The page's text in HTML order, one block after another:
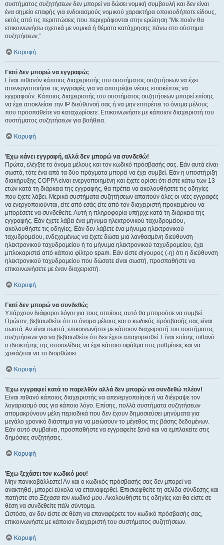
συστήματος συζητήσεων δεν μπορεί να δώσει νομική συμβουλή και δεν είναι
ένα σημείο επαφής για ενδοιασμούς νομικού χαρακτήρα οποιουδήποτε είδους,
εκτός από τις περιπτώσεις που περιγράφονται στην ερώτηση “Με ποιόν θα
επικοινωνήσω σχετικά με νομικά ή θέματα κατάχρησης πάνω στο σύστημα
συζητήσεων;”.
Κορυφή
Γιατί δεν μπορώ να εγγραφώ;
Είναι πιθανόν κάποιος διαχειριστής του συστήματος συζητήσεων να έχει
απενεργοποιήσει τις εγγραφές για να αποτρέψει νέους επισκέπτες να
εγγραφούν. Κάποιος διαχειριστής του συστήματος συζητήσεων μπορεί επίσης
να έχει αποκλείσει την IP διεύθυνσή σας ή να μην επιτρέπει το όνομα μέλους
που προσπαθείτε να καταχωρίσετε. Επικοινωνήστε με κάποιον διαχειριστή του
συστήματος συζητήσεων για βοήθεια.
Κορυφή
Έχω κάνει εγγραφή, αλλά δεν μπορώ να συνδεθώ!
Πρώτα, ελέγξτε το όνομα μέλους και τον κωδικό πρόσβασής σας. Εάν αυτά είναι
σωστά, τότε ένα από τα δύο πράγματα μπορεί να έχει συμβεί. Εάν η υποστήριξη
διακήρυξης COPPA είναι ενεργοποιημένη και έχετε ορίσει ότι είστε κάτω των 13
ετών κατά τη διάρκεια της εγγραφής, θα πρέπει να ακολουθήσετε τις οδηγίες
που έχετε λάβει. Μερικά συστήματα συζητήσεων απαιτούν όλες οι νέες εγγραφές
να ενεργοποιούνται, είτε από εσάς είτε από τον διαχειριστή προκειμένου να
μπορέσετε να συνδεθείτε. Αυτή η πληροφορία υπήρχε κατά τη διάρκεια της
εγγραφής. Εάν έχετε λάβει ένα μήνυμα ηλεκτρονικού ταχυδρομείου,
ακολουθήστε τις οδηγίες. Εάν δεν λάβετε ένα μήνυμα ηλεκτρονικού
ταχυδρομείου, ενδεχομένως να έχετε δώσει μια λανθασμένη διεύθυνση
ηλεκτρονικού ταχυδρομείου ή το μήνυμα ηλεκτρονικού ταχυδρομείου, έχει
μπλοκαριστεί από κάποιο φίλτρο spam. Εάν είστε σίγουρος (-η) ότι η διεύθυνση
ηλεκτρονικού ταχυδρομείου που δώσατε είναι σωστή, προσπαθήστε να
επικοινωνήσετε με έναν διαχειριστή.
Κορυφή
Γιατί δεν μπορώ να συνδεθώ;
Υπάρχουν διάφοροι λόγοι για τους οποίους αυτό θα μπορούσε να συμβεί.
Πρώτον, βεβαιωθείτε ότι το όνομα μέλους και ο κωδικός πρόσβασής σας είναι
σωστά. Αν είναι σωστά, επικοινωνήστε με κάποιον διαχειριστή του συστήματος
συζητήσεων για να βεβαιωθείτε ότι δεν έχετε απαγορευθεί. Είναι επίσης πιθανό
ο ιδιοκτήτης της ιστοσελίδας να έχει κάποιο σφάλμα στις ρυθμίσεις και να
χρειάζεται να το διορθώσει.
Κορυφή
Έχω εγγραφεί κατά το παρελθόν αλλά δεν μπορώ να συνδεθώ πλέον!
Είναι πιθανό κάποιος διαχειριστής να απενεργοποίησε ή να διέγραψε τον
λογαριασμό σας για κάποιο λόγο. Επίσης, πολλά συστήματα συζητήσεων
απομακρύνουν μέλη περιοδικά που δεν έχουν δημοσιεύσει μηνύματα για
μεγάλο χρονικό διάστημα για να μειώσουν το μέγεθος της βάσης δεδομένων.
Εάν αυτό συμβαίνει, προσπαθήστε να εγγραφείτε ξανά και να εμπλακείτε στις
δημόσιες συζητήσεις.
Κορυφή
Έχω ξεχάσει τον κωδικό μου!
Μην πανικοβάλλεστε! Αν και ο κωδικός πρόσβασής σας δεν μπορεί να
ανακτηθεί, μπορεί εύκολα να επαναφερθεί. Επισκεφθείτε τη σελίδα σύνδεσης και
πατήστε στο Ξέχασα τον κωδικό μου. Ακολουθήστε τις οδηγίες και θα είστε σε
θέση να συνδεθείτε πάλι σύντομα.
Ωστόσο, αν δεν είστε σε θέση να επαναφέρετε τον κωδικό πρόσβασής σας,
επικοινωνήστε με κάποιον διαχειριστή του συστήματος συζητήσεων.
Κορυφή